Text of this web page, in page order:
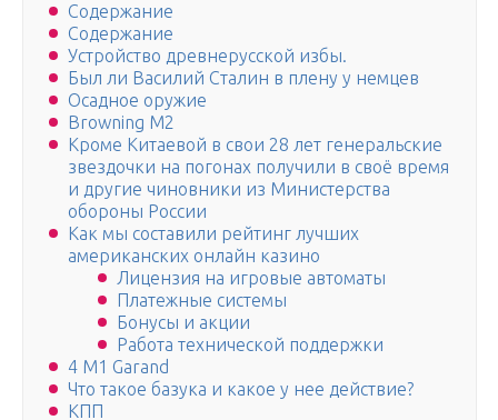
Содержание
Содержание
Устройство древнерусской избы.
Был ли Василий Сталин в плену у немцев
Осадное оружие
Browning M2
Кроме Китаевой в свои 28 лет генеральские
звездочки на погонах получили в своё время
и другие чиновники из Министерства
обороны России
Как мы составили рейтинг лучших
американских онлайн казино
Лицензия на игровые автоматы
Платежные системы
Бонусы и акции
Работа технической поддержки
4 M1 Garand
Что такое базука и какое у нее действие?
КПП